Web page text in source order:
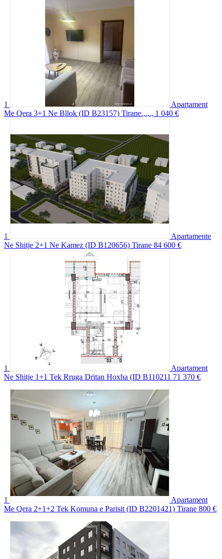
1
Apartament
Me Qera 3+1 Ne Bllok (ID B23157) Tirane.,.,., 1 040 €
1
Apartamente
Ne Shitje 2+1 Ne Kamez (ID B120656) Tirane 84 600 €
1
Apartament
Ne Shitje 1+1 Tek Rruga Dritan Hoxha (ID B110211 71 370 €
1
Apartament
Me Qera 2+1+2 Tek Komuna e Parisit (ID B2201421) Tirane 800 €